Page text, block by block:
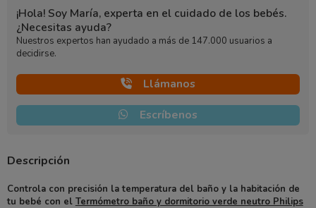
¡Hola! Soy María, experta en el cuidado de los bebés.
¿Necesitas ayuda?
Nuestros expertos han ayudado a más de 147.000 usuarios a
decidirse.
Llámanos
Escríbenos
Descripción
Controla con precisión la temperatura del baño y la habitación de
tu bebé con el Termómetro baño y dormitorio verde neutro Philips